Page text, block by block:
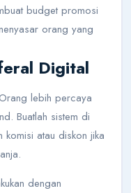
budget promosi
orang yang
Digital
lebih percaya
Buatlah sistem di
komisi atau diskon jika
dengan